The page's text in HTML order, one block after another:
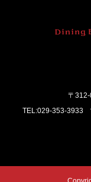
〒312-
TEL:029-353-3933